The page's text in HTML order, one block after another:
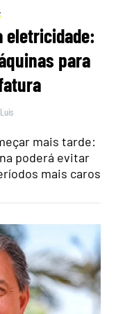
eletricidade:
para
mais tarde:
poderá evitar
mais caros